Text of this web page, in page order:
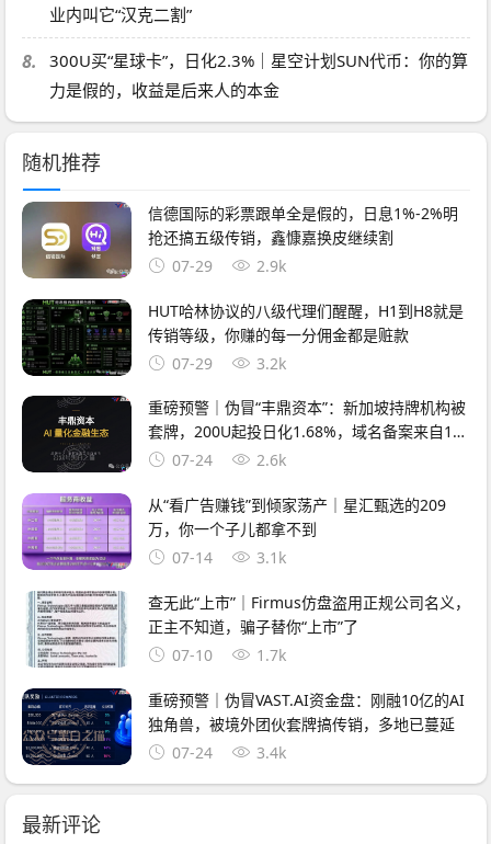
业内叫它“汉克二割”
8.
300U买“星球卡”，日化2.3%｜星空计划SUN代币：你的算
力是假的，收益是后来人的本金
随机推荐
信德国际的彩票跟单全是假的，日息1%-2%明
抢还搞五级传销，鑫慷嘉换皮继续割
07-29
2.9k
HUT哈林协议的八级代理们醒醒，H1到H8就是
传销等级，你赚的每一分佣金都是赃款
07-29
3.2k
重磅预警｜伪冒“丰鼎资本”：新加坡持牌机构被
套牌，200U起投日化1.68%，域名备案来自1万
元空壳公司
07-24 2.6k
从“看广告赚钱”到倾家荡产｜星汇甄选的209
万，你一个子儿都拿不到
07-14
3.1k
查无此“上市”｜Firmus仿盘盗用正规公司名义，
正主不知道，骗子替你“上市”了
07-10
1.7k
重磅预警｜伪冒VAST.AI资金盘：刚融10亿的AI
独角兽，被境外团伙套牌搞传销，多地已蔓延
07-24
3.4k
最新评论